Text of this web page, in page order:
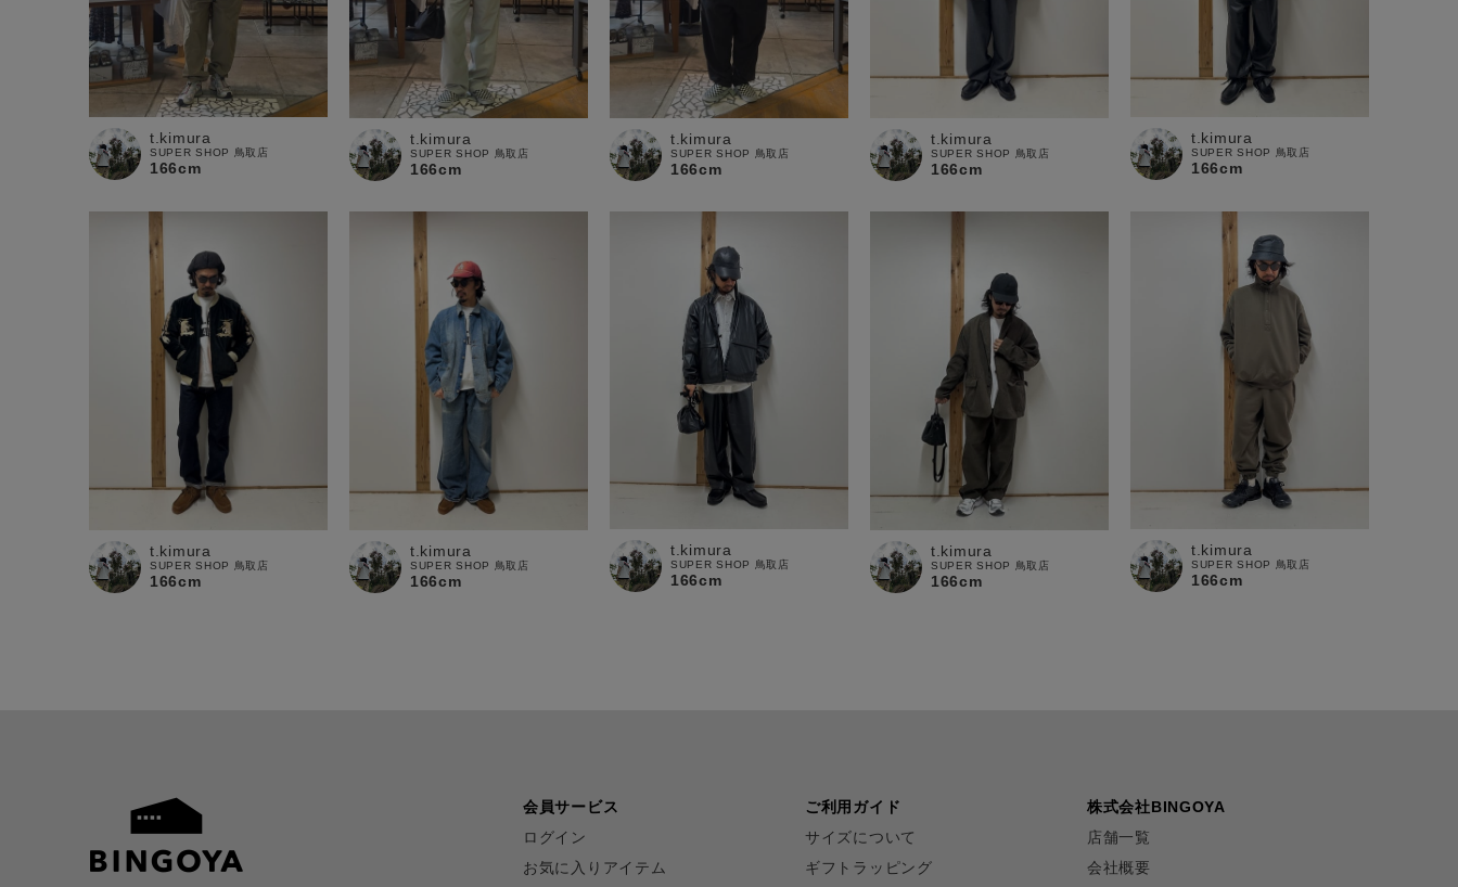
t.kimura
SUPER SHOP 鳥取店
166cm
t.kimura
SUPER SHOP 鳥取店
166cm
t.kimura
SUPER SHOP 鳥取店
166cm
t.kimura
SUPER SHOP 鳥取店
166cm
t.kimura
SUPER SHOP 鳥取店
166cm
t.kimura
SUPER SHOP 鳥取店
166cm
t.kimura
SUPER SHOP 鳥取店
166cm
t.kimura
SUPER SHOP 鳥取店
166cm
t.kimura
SUPER SHOP 鳥取店
166cm
t.kimura
SUPER SHOP 鳥取店
166cm
会員サービス
ログイン
お気に入りアイテム
ご利用ガイド
サイズについて
ギフトラッピング
株式会社BINGOYA
店舗一覧
会社概要